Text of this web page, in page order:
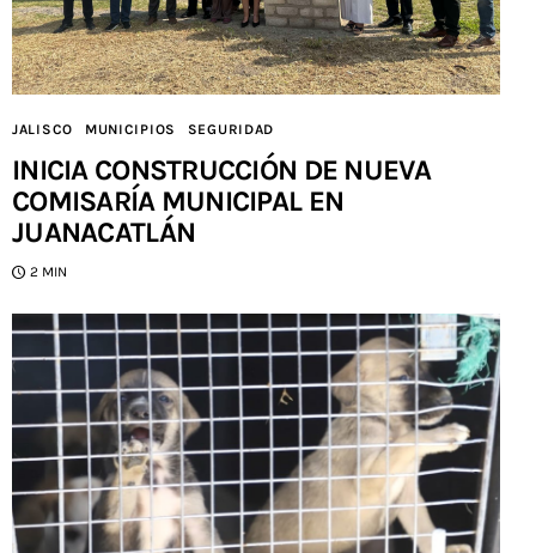
JALISCO MUNICIPIOS SEGURIDAD
INICIA CONSTRUCCIÓN DE NUEVA
COMISARÍA MUNICIPAL EN
JUANACATLÁN
2 MIN